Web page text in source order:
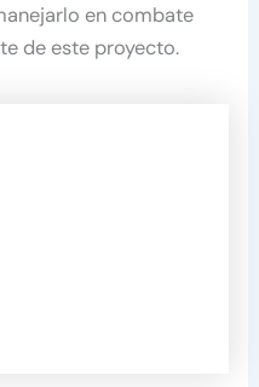
en combate
de este proyecto.